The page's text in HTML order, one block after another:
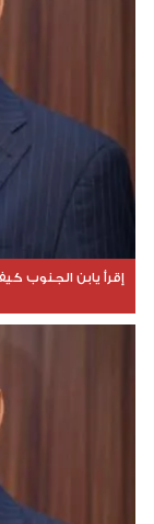
إقرأ يابن الجنوب